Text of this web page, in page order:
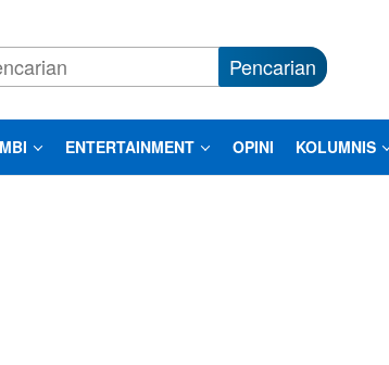
Pencarian
ENTERTAINMENT OPINI KOLUMNIS